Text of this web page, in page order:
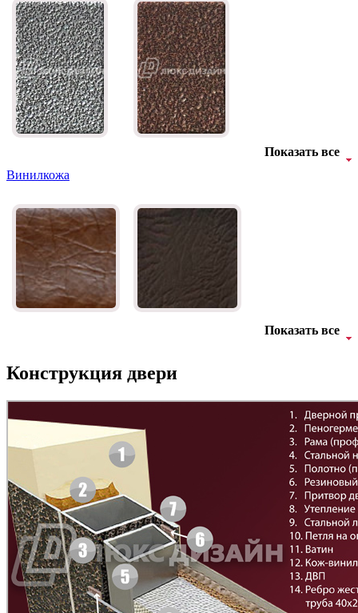
Показать все
Винилкожа
Показать все
Конструкция двери